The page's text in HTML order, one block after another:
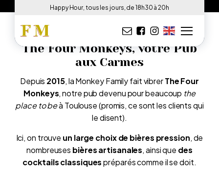
Happy Hour, tous les jours, de 18h30 à 20h
[home_shortcode_video]
The Four Monkeys, votre Pub
aux Carmes
Depuis 2015, la Monkey Family fait vibrerThe Four
Monkeys, notre pub devenu pour beaucoup the
place to beà Toulouse (promis, ce sont les clients qui
le disent).
Ici, on trouve un large choix de bières pression, de
nombreuses bières artisanales, ainsi que des
cocktails classiquespréparés comme il se doit.